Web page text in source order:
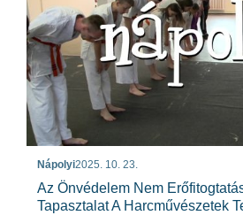
Nápolyi2025. 10. 23.
Az Önvédelem Nem
Tapasztalat A Harcművészetek